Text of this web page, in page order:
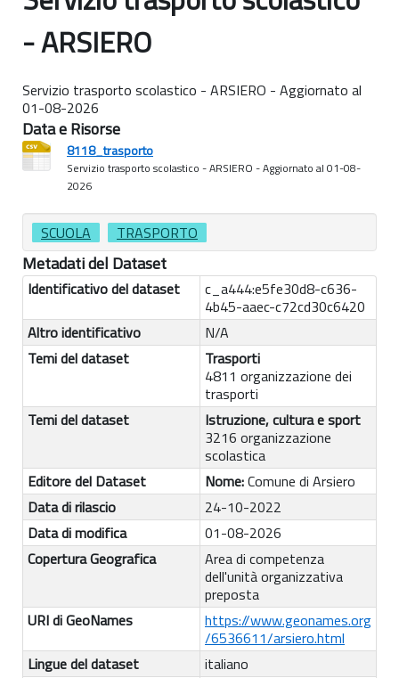
- ARSIERO
Servizio trasporto scolastico - ARSIERO - Aggiornato al
01-08-2026
Data e Risorse
8118_trasporto
Servizio trasporto scolastico - ARSIERO - Aggiornato al 01-08-
2026
SCUOLA TRASPORTO
Metadati del Dataset
Identificativo del dataset
c_a444:e5fe30d8-c636-
4b45-aaec-c72cd30c6420
Altro identificativo
N/A
Temi del dataset
Trasporti
4811 organizzazione dei
trasporti
Temi del dataset
Istruzione, cultura e sport
3216 organizzazione
scolastica
Editore del Dataset
Nome:Comune di Arsiero
Data di rilascio
24-10-2022
Data di modifica
01-08-2026
Copertura Geografica
Area di competenza
dell'unità organizzativa
preposta
URI di GeoNames
https://www.geonames.org
/6536611/arsiero.html
Lingue del dataset
italiano